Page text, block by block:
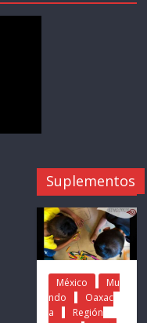
Suplementos
México
Mu
ndo
Oaxac
a
Región